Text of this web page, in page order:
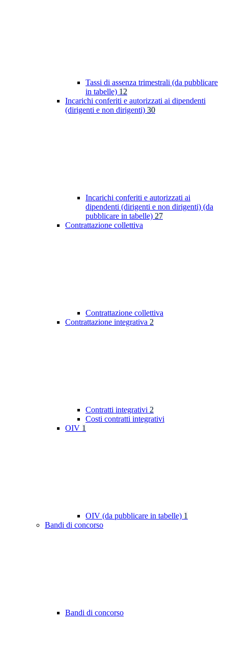
Tassi di assenza trimestrali (da pubblicare
in tabelle) 12
Incarichi conferiti e autorizzati ai dipendenti
(dirigenti e non dirigenti) 30
Incarichi conferiti e autorizzati ai
dipendenti (dirigenti e non dirigenti) (da
pubblicare in tabelle) 27
Contrattazione collettiva
Contrattazione collettiva
Contrattazione integrativa 2
Contratti integrativi 2
Costi contratti integrativi
OIV 1
OIV (da pubblicare in tabelle) 1
Bandi di concorso
Bandi di concorso